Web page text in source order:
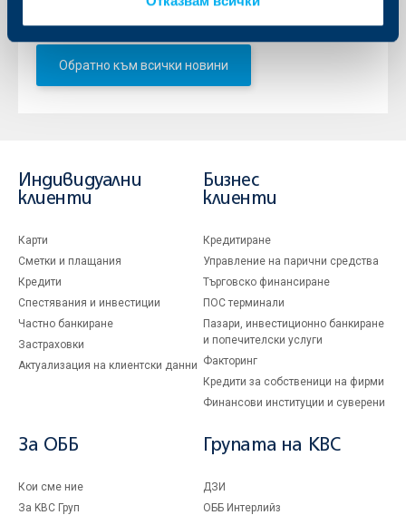
намерят заедно подходящо индивидуално решение.
Обратно към всички новини
Индивидуални
клиенти
Карти
Сметки и плащания
Кредити
Спестявания и инвестиции
Частно банкиране
Застраховки
Актуализация на клиентски данни
Бизнес
клиенти
Кредитиране
Управление на парични средства
Търговско финансиране
ПОС терминали
Пазари, инвестиционно банкиране
и попечителски услуги
Факторинг
Кредити за собственици на фирми
Финансови институции и суверени
За ОББ
Кои сме ние
За KBC Груп
Групата на KBC
ДЗИ
ОББ Интерлийз